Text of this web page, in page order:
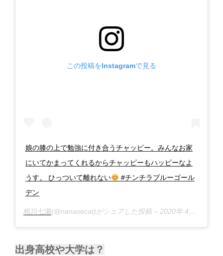
この投稿をInstagramで見る
娘の膝の上で勉強に付き合うチャッピー。みんなお家
にいてかまってくれるからチャッピーもハッピーなよ
うす。 ひっついて離れない
#チンチラブルーゴール
デン
相川七瀬(@nanasecat)がシェアした投稿 – 2020年 4月月30日午後10時04分PDT
出身高校や大学は？